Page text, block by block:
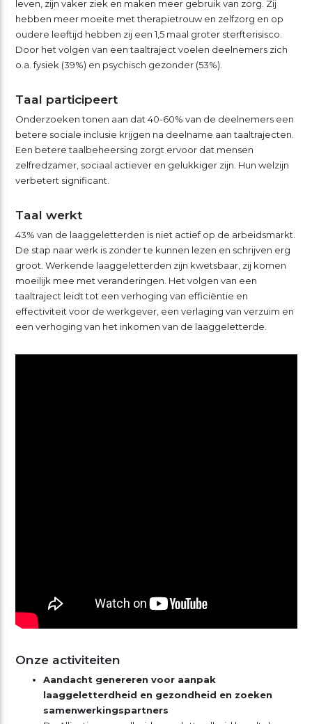
leven, zijn vaker ziek en maken meer gebruik van zorg. Zij
hebben meer moeite met therapietrouw en zelfzorg en op
oudere leeftijd hebben zij een 1,5 maal groter sterfterisisco.
Door het volgen van een taaltraject voelen deelnemers zich
o.a. fysiek (39%) en psychisch gezonder (53%).
Taal participeert
Onderzoeken tonen aan dat 40-60% van de deelnemers een
betere sociale inclusie krijgen na deelname aan taaltrajecten.
Een betere taalbeheersing zorgt ervoor dat mensen
zelfredzamer, sociaal actiever en gelukkiger zijn. Hun welzijn
verbetert significant.
Taal werkt
43% van de laaggeletterden is niet actief op de arbeidsmarkt.
De stap naar werk is zonder te kunnen lezen en schrijven erg
groot. Werkende laaggeletterden zijn kwetsbaar, zij komen
moeilijk mee met veranderingen. Het volgen van een
taaltraject leidt tot een verhoging van efficiëntie en
effectiviteit voor de werkgever, een verlaging van verzuim en
een verhoging van het inkomen van de laaggeletterde.
Onze activiteiten
Aandacht genereren voor aanpak
laaggeletterdheid en gezondheid en zoeken
samenwerkingspartners